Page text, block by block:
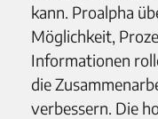
kann. Proalpha
Möglichkeit,
Informationen
die
verbessern. Die